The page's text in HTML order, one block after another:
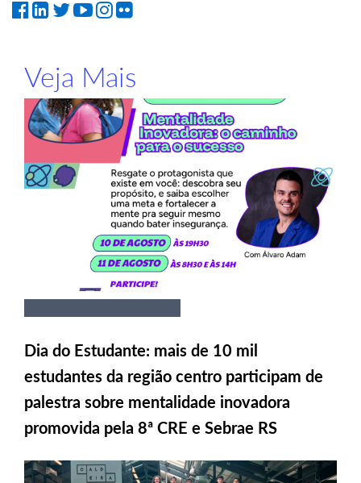
Veja Mais
Dia do Estudante: mais de 10 mil
estudantes da região centro participam de
palestra sobre mentalidade inovadora
promovida pela 8ª CRE e Sebrae RS